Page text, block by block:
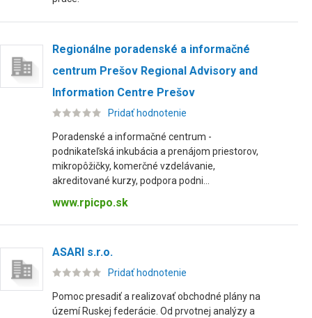
Regionálne poradenské a informačné
centrum Prešov Regional Advisory and
Information Centre Prešov
Pridať hodnotenie
Poradenské a informačné centrum -
podnikateľská inkubácia a prenájom priestorov,
mikropôžičky, komerčné vzdelávanie,
akreditované kurzy, podpora podni...
www.rpicpo.sk
ASARI s.r.o.
Pridať hodnotenie
Pomoc presadiť a realizovať obchodné plány na
území Ruskej federácie. Od prvotnej analýzy a